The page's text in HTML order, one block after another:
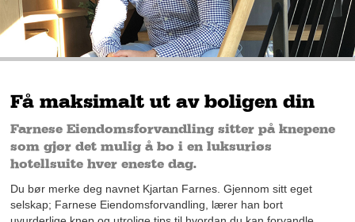
Få maksimalt ut av boligen din
Farnese Eiendomsforvandling sitter på knepene
som gjør det mulig å bo i en luksuriøs
hotellsuite hver eneste dag.
Du bør merke deg navnet Kjartan Farnes. Gjennom sitt eget
selskap; Farnese Eiendomsforvandling, lærer han bort